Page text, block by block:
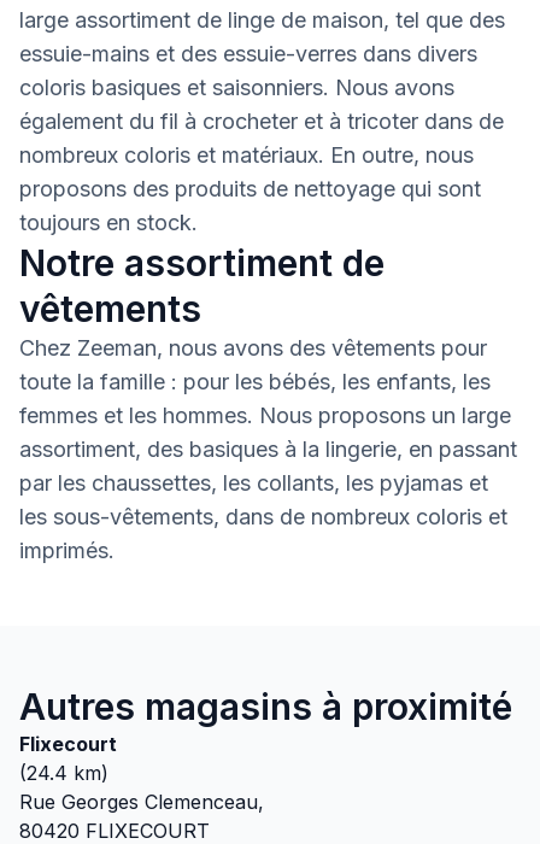
large assortiment de linge de maison, tel que des
essuie-mains et des essuie-verres dans divers
coloris basiques et saisonniers. Nous avons
également du fil à crocheter et à tricoter dans de
nombreux coloris et matériaux. En outre, nous
proposons des produits de nettoyage qui sont
toujours en stock.
Notre assortiment de
vêtements
Chez Zeeman, nous avons des vêtements pour
toute la famille : pour les bébés, les enfants, les
femmes et les hommes. Nous proposons un large
assortiment, des basiques à la lingerie, en passant
par les chaussettes, les collants, les pyjamas et
les sous-vêtements, dans de nombreux coloris et
imprimés.
Autres magasins à proximité
Flixecourt
(24.4 km)
Rue Georges Clemenceau,
80420 FLIXECOURT